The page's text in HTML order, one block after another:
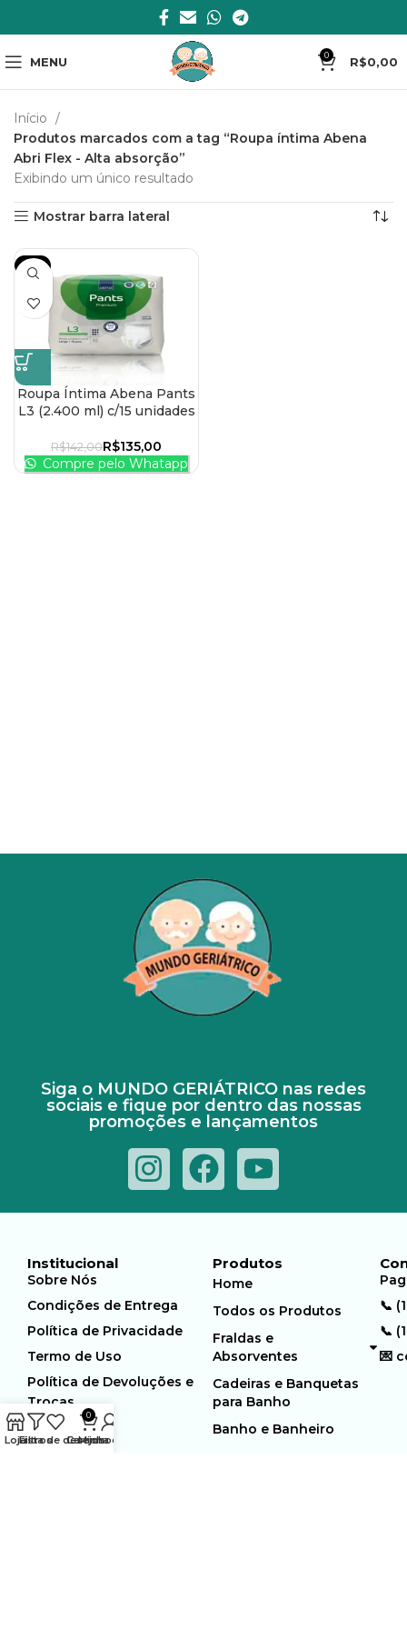
MENU 0 R$0,00
Início
Produtos marcados com a tag “Roupa íntima Abena
Abri Flex - Alta absorção”
Exibindo um único resultado
Mostrar barra lateral
-5%
Roupa Íntima Abena Pants
L3 (2.400 ml) c/15 unidades
R$142,00R$135,00
Compre pelo Whatapp
Siga o MUNDO GERIÁTRICO nas redes
sociais e fique por dentro das nossas
promoções e lançamentos
Institucional
Sobre Nós
Condições de Entrega
Política de Privacidade
Termo de Uso
Política de Devoluções e
Trocas
Produtos
Home
Todos os Produtos
Fraldas e
Absorventes
Cadeiras e Banquetas
para Banho
Banho e Banheiro
📞
📞
💌
LojaFiltros
Lista de desejos
0
Carrinho
Minha conta